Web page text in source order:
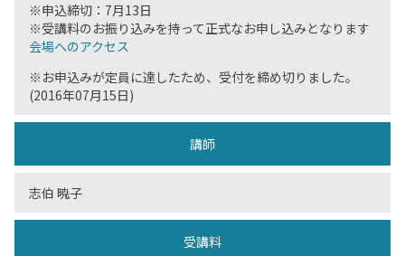
※申込締切：7月13日
※受講料のお振り込みを持って正式なお申し込みとなります
会場へのアクセス
※お申込みが定員に達したため、受付を締め切りました。
(2016年07月15日)
講師
志伯 暁子
受講料